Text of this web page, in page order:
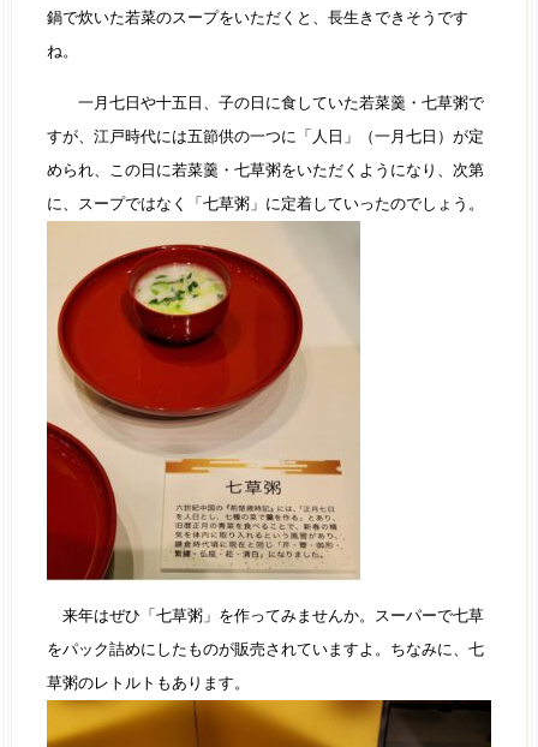
鍋で炊いた若菜のスープをいただくと、長生きできそうです
ね。
一月七日や十五日、子の日に食していた若菜羹・七草粥で
すが、江戸時代には五節供の一つに「人日」（一月七日）が定
められ、この日に若菜羹・七草粥をいただくようになり、次第
に、スープではなく「七草粥」に定着していったのでしょう。
来年はぜひ「七草粥」を作ってみませんか。スーパーで七草
をパック詰めにしたものが販売されていますよ。ちなみに、七
草粥のレトルトもあります。